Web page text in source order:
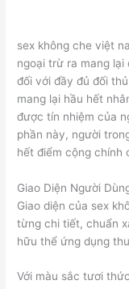
sex không che việt
ngoại trừ ra mang
đối với đầy đủ đối
mang lại hầu hết
được tín nhiệm của
phần này, người
hết điểm cộng chính
Giao Diện Người
Giao diện của sex
từng chi tiết, chuẩn
hữu thể ứng dụng
Với màu sắc tươi